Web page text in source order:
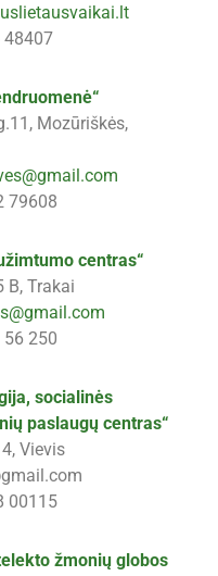
48407
Mozūriškės,
79608
centras“
B, Trakai
250
socialinės
paslaugų centras“
Vievis
00115
žmonių globos